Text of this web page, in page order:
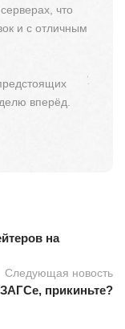
что
и с отличным
вперёд.
на
Следующая новость
прикиньте?